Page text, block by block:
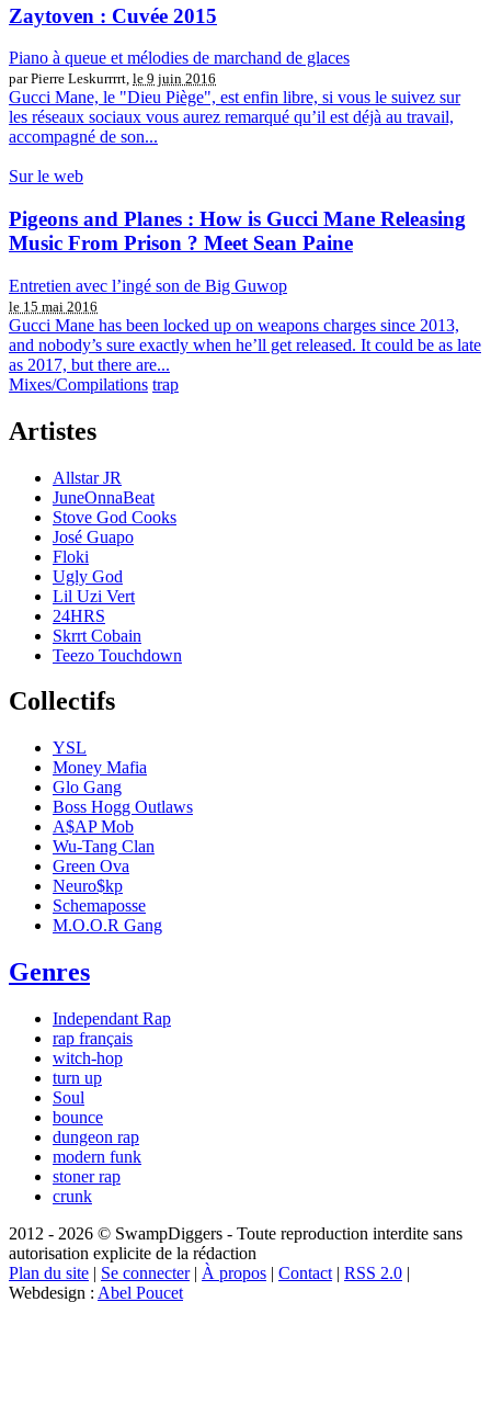
Zaytoven : Cuvée 2015
Piano à queue et mélodies de marchand de glaces
par Pierre Leskurrrrt, le 9 juin 2016
Gucci Mane, le "Dieu Piège", est enfin libre, si vous le suivez sur
les réseaux sociaux vous aurez remarqué qu’il est déjà au travail,
accompagné de son...
Sur le web
Pigeons and Planes : How is Gucci Mane Releasing
Music From Prison ? Meet Sean Paine
Entretien avec l’ingé son de Big Guwop
le 15 mai 2016
Gucci Mane has been locked up on weapons charges since 2013,
and nobody’s sure exactly when he’ll get released. It could be as late
as 2017, but there are...
Mixes/Compilations trap
Artistes
Allstar JR
JuneOnnaBeat
Stove God Cooks
José Guapo
Floki
Ugly God
Lil Uzi Vert
24HRS
Skrrt Cobain
Teezo Touchdown
Collectifs
YSL
Money Mafia
Glo Gang
Boss Hogg Outlaws
A$AP Mob
Wu-Tang Clan
Green Ova
Neuro$kp
Schemaposse
M.O.O.R Gang
Genres
Independant Rap
rap français
witch-hop
turn up
Soul
bounce
dungeon rap
modern funk
stoner rap
crunk
2012 - 2026 © SwampDiggers - Toute reproduction interdite sans
autorisation explicite de la rédaction
Plan du site | Se connecter| À propos | Contact | RSS 2.0 |
Webdesign : Abel Poucet